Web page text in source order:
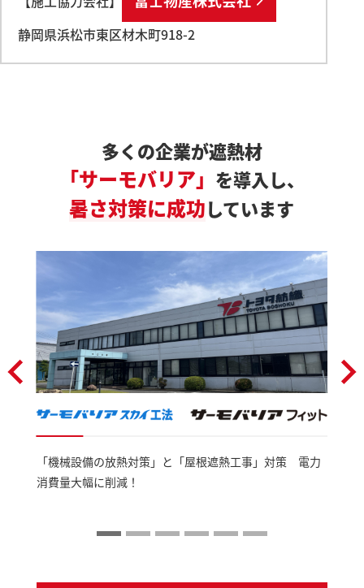
静岡県浜松市東区材木町918-2
多くの企業が遮熱材
「サーモバリア」 を導入し、
暑さ対策に成功しています
「機械設備の放熱対策」と「屋根遮熱工事」対策 電力
消費量大幅に削減！